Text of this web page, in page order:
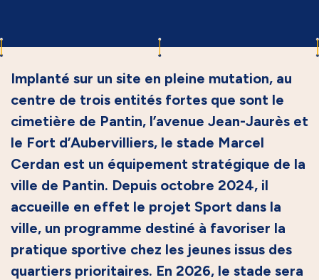
Implanté sur un site en pleine mutation, au
centre de trois entités fortes que sont le
cimetière de Pantin, l’avenue Jean-Jaurès et
le Fort d’Aubervilliers, le stade Marcel
Cerdan est un équipement stratégique de la
ville de Pantin. Depuis octobre 2024, il
accueille en effet le projet Sport dans la
ville, un programme destiné à favoriser la
pratique sportive chez les jeunes issus des
quartiers prioritaires. En 2026, le stade sera